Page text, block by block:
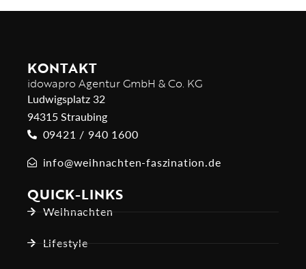
KONTAKT
idowapro Agentur GmbH & Co. KG
Ludwigsplatz 32
94315 Straubing
09421 / 940 1600
info@weihnachten-faszination.de
QUICK-LINKS
Weihnachten
Lifestyle